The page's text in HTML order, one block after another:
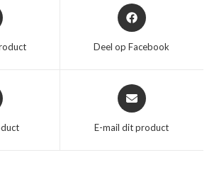
Opent
in
nieuw
Deel op Facebook
Opent
in
nieuw
E-mail dit product